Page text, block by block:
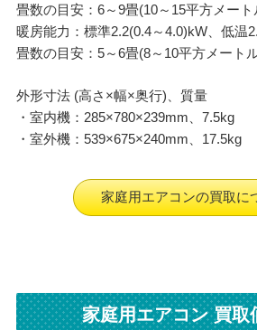
畳数の目安：6～9畳(10～15平方メート
暖房能力：標準2.2(0.4～4.0)kW、低温
畳数の目安：5～6畳(8～10平方メート
外形寸法 (高さ×幅×奥行)、質量
・室内機：285×780×239mm、7.5kg
・室外機：539×675×240mm、17.5kg
家庭用エアコンの買取に
家庭用エアコン 買取